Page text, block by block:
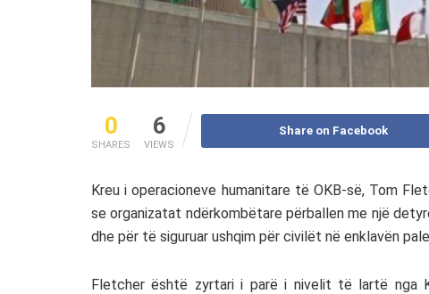
0
SHARES
6
VIEWS
Share on Facebook
Kreu i operacioneve humanitare të OKB-së, Tom
se organizatat ndërkombëtare përballen me një
dhe për të siguruar ushqim për civilët në enklavën
Fletcher është zyrtari i parë i nivelit të lartë nga